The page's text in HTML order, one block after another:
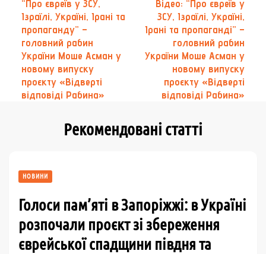
по
запису
“Про євреїв у ЗСУ,
Ізраїлі, Україні, Ірані та
пропаганду” –
головний рабин
України Моше Асман у
новому випуску
проєкту «Відверті
відповіді Рабина»
Відео: “Про євреїв у
ЗСУ, Ізраїлі, Україні,
Ірані та пропаганді” –
головний рабин
України Моше Асман у
новому випуску
проєкту «Відверті
відповіді Рабина»
Рекомендовані статті
НОВИНИ
Голоси пам’яті в Запоріжжі: в Україні
розпочали проєкт зі збереження
єврейської спадщини півдня та